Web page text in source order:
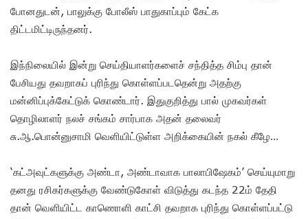
போனதுடன், பாலுக்கு போலீஸ் பாதுகாப்பும் கேட்க
திட்டமிட்டிருந்தனர்.
இந்நிலையில் இன்று செய்தியாளர்களைச் சந்தித்த சிம்பு தான்
பேசியது தவறாகப் புரிந்து கொள்ளப்படதென்று அதற்கு
மன்னிப்புக்கேட்டுக் கொண்டார். இதுகுறித்து பால் முகவர்கள்
தொழிலாளர் நலச் சங்கம் சார்பாக அதன் தலைவர்
சு.ஆ.பொன்னுசாமி வெளியிட்டுள்ள அறிக்கையின் நகல் கீழே…
‘கட்அவுட்களுக்கு அண்டா, அண்டாவாக பாலாபிஷேகம்’ செய்யுமாறு
தனது ரசிகர்களுக்கு வேண்டுகோள் விடுத்து கடந்த 22ம் தேதி
தான் வெளியிட்ட காணொளி காட்சி தவறாக புரிந்து கொள்ளப்பட்டு